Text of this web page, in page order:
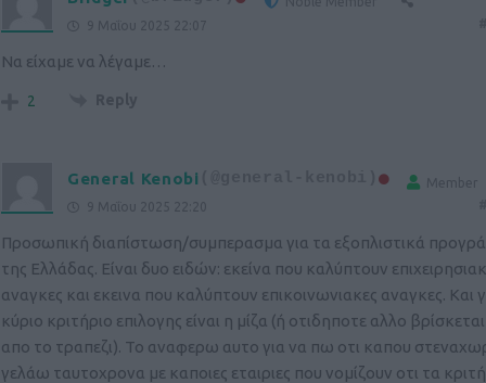
9 Μαΐου 2025 22:07
Να είχαμε να λέγαμε…
2 Reply
General Kenobi
Member
9 Μαΐου 2025 22:20
Προσωπική διαπίστωση/συμπερασμα για τα εξοπλιστικά
της Ελλάδας. Είναι δυο ειδών: εκείνα που καλύπτουν
αναγκες και εκεινα που καλύπτουν επικοινωνιακες αναγκες. Και
κύριο κριτήριο επιλογης είναι η μίζα (ή οτιδηποτε αλλο
απο το τραπεζι). Το αναφερω αυτο για να πω οτι καπου
γελάω ταυτοχρονα με καποιες εταιριες που νομίζουν οτι τα